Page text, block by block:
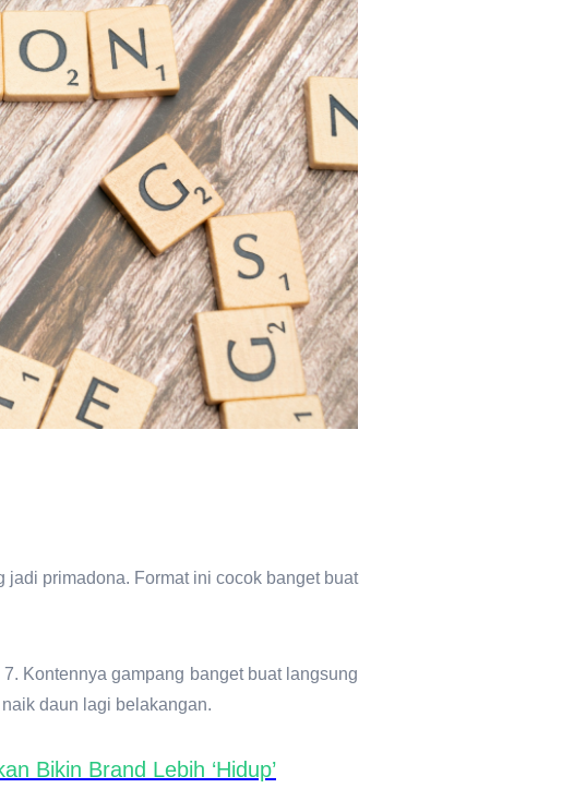
jadi primadona. Format ini cocok banget buat
Kontennya gampang banget buat langsung
daun lagi belakangan.
Bikin Brand Lebih ‘Hidup’